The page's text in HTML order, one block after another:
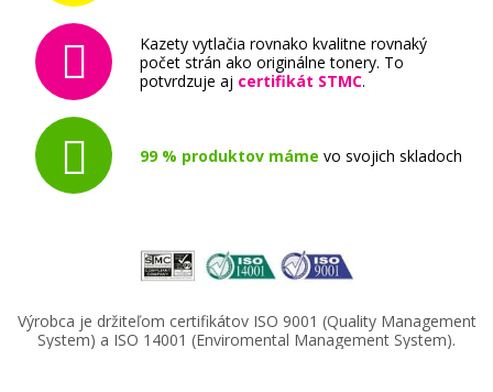
Kazety vytlačia rovnako kvalitne rovnaký
počet strán ako originálne tonery. To
potvrdzuje aj certifikát STMC.
99 % produktov máme vo svojich skladoch
Výrobca je držiteľom certifikátov ISO 9001 (Quality Management
System) a ISO 14001 (Enviromental Management System).